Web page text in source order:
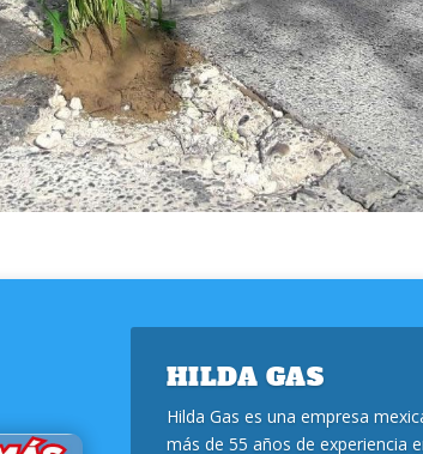
HILDA GAS
Hilda Gas es una empresa
más de 55 años de experiencia